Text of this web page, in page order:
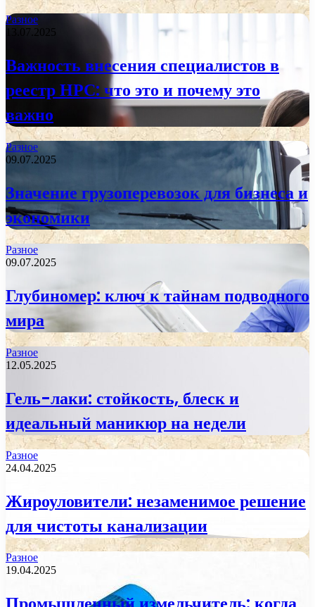
Разное
13.07.2025
Важность внесения специалистов в
реестр НРС: что это и почему это
важно
Разное
09.07.2025
Значение грузоперевозок для бизнеса и
экономики
Разное
09.07.2025
Глубиномер: ключ к тайнам подводного
мира
Разное
12.05.2025
Гель-лаки: стойкость, блеск и
идеальный маникюр на недели
Разное
24.04.2025
Жироуловители: незаменимое решение
для чистоты канализации
Разное
19.04.2025